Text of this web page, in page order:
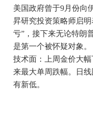
美国政府曾于9月份向
昇研究投资策略师启
亏”，接下来无论特朗
是第一个被怀疑对象。
技术面：上周金价大幅
来最大单周跌幅。日
有新低。